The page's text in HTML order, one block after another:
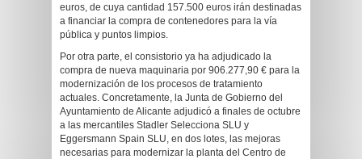
euros, de cuya cantidad 157.500 euros irán destinadas
a financiar la compra de contenedores para la vía
pública y puntos limpios.
Por otra parte, el consistorio ya ha adjudicado la
compra de nueva maquinaria por 906.277,90 € para la
modernización de los procesos de tratamiento
actuales. Concretamente, la Junta de Gobierno del
Ayuntamiento de Alicante adjudicó a finales de octubre
a las mercantiles Stadler Selecciona SLU y
Eggersmann Spain SLU, en dos lotes, las mejoras
necesarias para modernizar la planta del Centro de